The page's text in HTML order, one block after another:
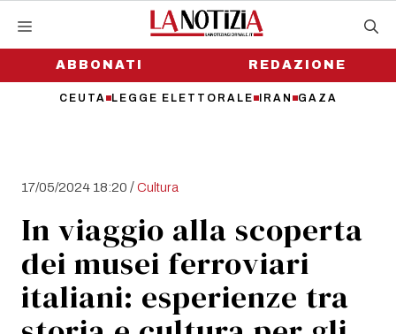
contenutoABBONATI
CEUTA LEGGE ELETTORALE IRAN GAZA
REDAZIONE
17/05/2024 18:20 /Cultura
In viaggio alla scoperta
dei musei ferroviari
italiani: esperienze tra